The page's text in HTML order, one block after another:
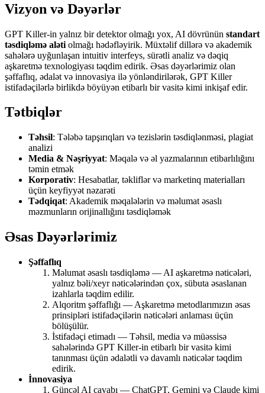
Vizyon və Dəyərlər
GPT Killer-in yalnız bir detektor olmağı yox, AI dövrünün standart
təsdiqləmə aləti olmağı hədəfləyirik. Müxtəlif dillərə və akademik
sahələrə uyğunlaşan intuitiv interfeys, sürətli analiz və dəqiq
aşkaretmə texnologiyası təqdim edirik. Əsas dəyərlərimiz olan
şəffaflıq, ədalət və innovasiya ilə yönləndirilərək, GPT Killer
istifadəçilərlə birlikdə böyüyən etibarlı bir vasitə kimi inkişaf edir.
Tətbiqlər
Təhsil: Tələbə tapşırıqları və tezislərin təsdiqlənməsi, plagiat
analizi
Media & Nəşriyyat: Məqalə və əl yazmalarının etibarlılığını
təmin etmək
Korporativ: Hesabatlar, təkliflər və marketinq materialları
üçün keyfiyyət nəzarəti
Tədqiqat: Akademik məqalələrin və məlumat əsaslı
məzmunların orijinallığını təsdiqləmək
Əsas Dəyərlərimiz
Şəffaflıq
Məlumat əsaslı təsdiqləmə — AI aşkaretmə nəticələri,
yalnız bəli/xeyr nəticələrindən çox, sübuta əsaslanan
izahlarla təqdim edilir.
Alqoritm şəffaflığı — Aşkaretmə metodlarımızın əsas
prinsipləri istifadəçilərin nəticələri anlaması üçün
bölüşülür.
İstifadəçi etimadı — Təhsil, media və müəssisə
sahələrində GPT Killer-in etibarlı bir vasitə kimi
tanınması üçün ədalətli və davamlı nəticələr təqdim
edirik.
İnnovasiya
Güncəl AI cavabı — ChatGPT, Gemini və Claude kimi